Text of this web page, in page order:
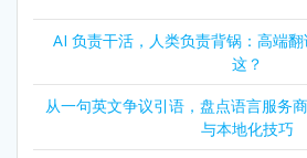
AI 负责干活，人类负责背锅：高端
这？
从一句英文争议引语，盘点语言服务
与本地化技巧